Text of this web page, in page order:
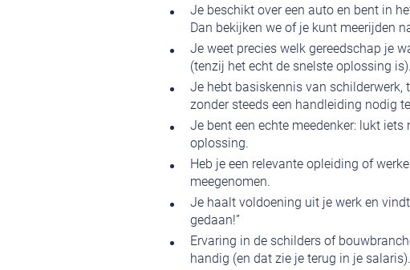
Je beschikt over een auto en bent in
Dan bekijken we of je kunt meerijden
Je weet precies welk gereedschap je
(tenzij het echt de snelste oplossing is).
Je hebt basiskennis van
zonder steeds een handleiding nodig
Je bent een echte meedenker: lukt
oplossing.
Heb je een relevante opleiding of
meegenomen.
Je haalt voldoening uit je werk en
gedaan!”
Ervaring in de schilders of
handig (en dat zie je terug in je salaris).